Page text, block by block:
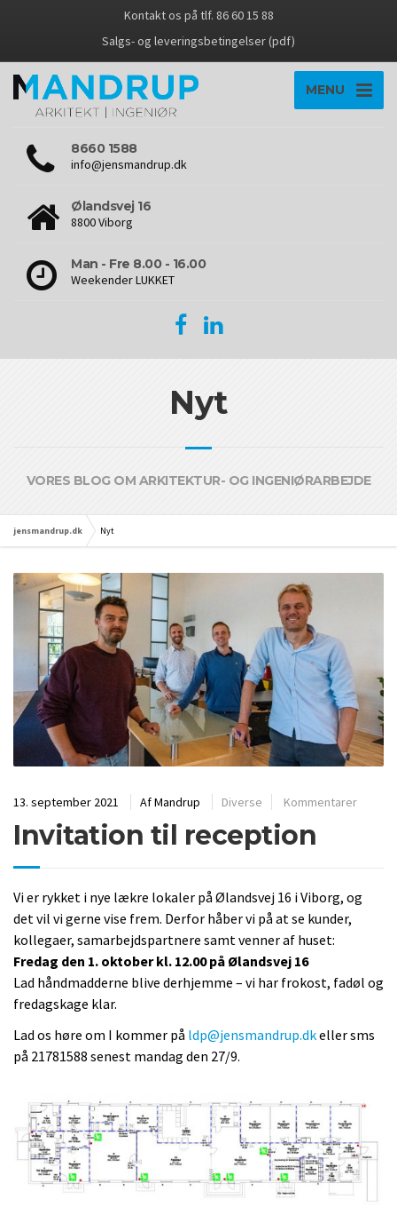
Kontakt os på tlf. 86 60 15 88
Salgs- og leveringsbetingelser (pdf)
MENU
8660 1588
info@jensmandrup.dk
Ølandsvej 16
8800 Viborg
Man - Fre 8.00 - 16.00
Weekender LUKKET
Nyt
VORES BLOG OM ARKITEKTUR- OG INGENIØRARBEJDE
jensmandrup.dk Nyt
13. september 2021 AfMandrup Diverse Kommentarer
Invitation til reception
Vi er rykket i nye lækre lokaler på Ølandsvej 16 i Viborg, og
det vil vi gerne vise frem. Derfor håber vi på at se kunder,
kollegaer, samarbejdspartnere samt venner af huset:
Fredag den 1. oktober kl. 12.00 på Ølandsvej 16
Lad håndmadderne blive derhjemme – vi har frokost, fadøl og
fredagskage klar.
Lad os høre om I kommer på ldp@jensmandrup.dkeller sms
på 21781588 senest mandag den 27/9.